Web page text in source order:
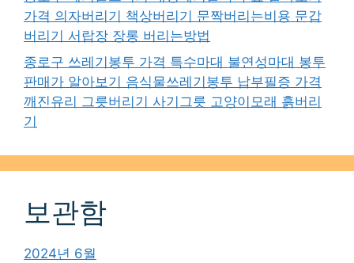
가격 의자버리기 책상버리기 문짝버리는비용 문갑
버리기 서랍장 장롱 버리는방법
종로구 쓰레기봉투 가격 특수마대 불연성마대 봉투
판매가 알아보기 음식물쓰레기봉투 납부필증 가격
깨진유리 그릇버리기 사기그릇 고양이모래 흙버리
기
보관함
2024년 6월